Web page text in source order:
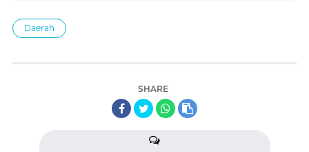
Daerah
SHARE